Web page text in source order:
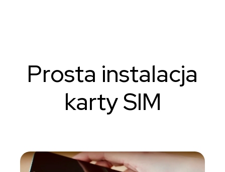
Prosta instalacja
karty SIM